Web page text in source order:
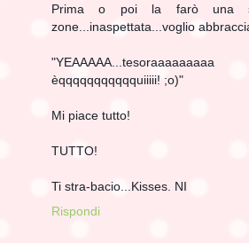
Prima o poi la farò una
zone...inaspettata...voglio
èqqqqqqqqqqquiiiii! ;o)"
Mi piace tutto!
TUTTO!
Ti stra-bacio...Kisses. NI
Rispondi